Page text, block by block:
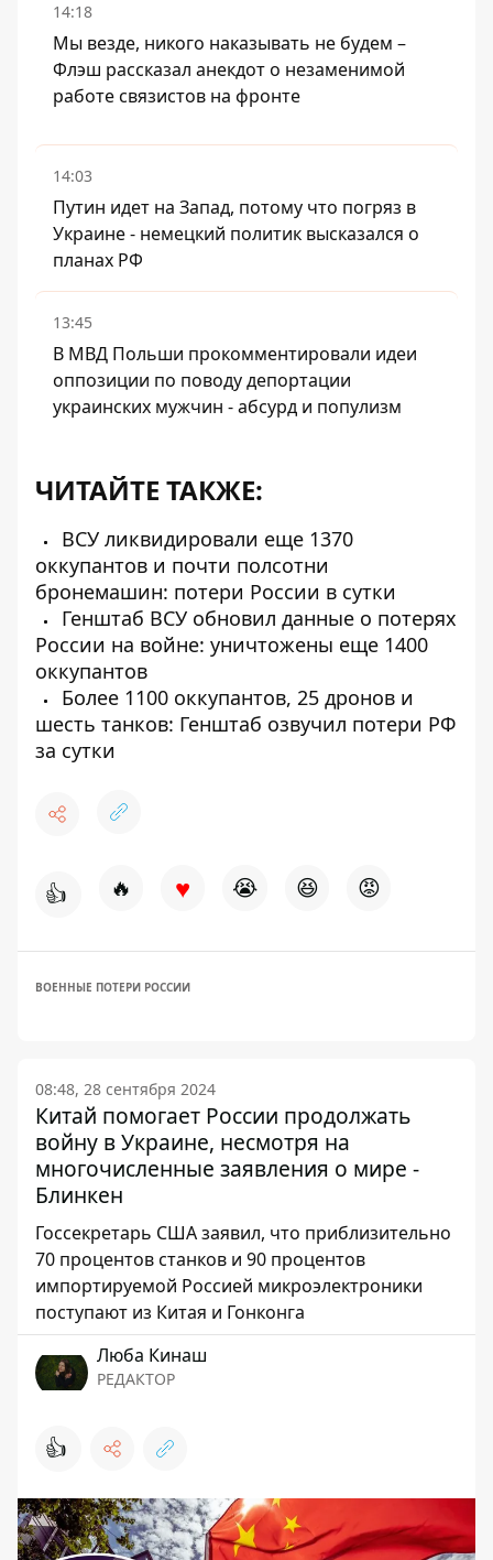
14:18
Мы везде, никого наказывать не будем –
Флэш рассказал анекдот о незаменимой
работе связистов на фронте
14:03
Путин идет на Запад, потому что погряз в
Украине - немецкий политик высказался о
планах РФ
13:45
В МВД Польши прокомментировали идеи
оппозиции по поводу депортации
украинских мужчин - абсурд и популизм
ЧИТАЙТЕ ТАКЖЕ:
ВСУ ликвидировали еще 1370
оккупантов и почти полсотни
бронемашин: потери России в сутки
Генштаб ВСУ обновил данные о потерях
России на войне: уничтожены еще 1400
оккупантов
Более 1100 оккупантов, 25 дронов и
шесть танков: Генштаб озвучил потери РФ
за сутки
👍 🔥 ♥ 😭 😆 😡
ВОЕННЫЕ ПОТЕРИ РОССИИ
08:48, 28 сентября 2024
Китай помогает России продолжать
войну в Украине, несмотря на
многочисленные заявления о мире -
Блинкен
Госсекретарь США заявил, что приблизительно
70 процентов станков и 90 процентов
импортируемой Россией микроэлектроники
поступают из Китая и Гонконга
Люба Кинаш
РЕДАКТОР
👍